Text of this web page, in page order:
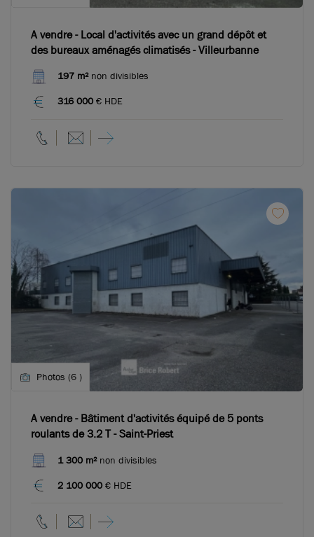
A vendre - Local d'activités avec un grand dépôt et
des bureaux aménagés climatisés - Villeurbanne
197 m²non divisibles
316 000 € HDE
Photos (6 )
A vendre - Bâtiment d'activités équipé de 5 ponts
roulants de 3.2 T - Saint-Priest
1 300 m²non divisibles
2 100 000 € HDE